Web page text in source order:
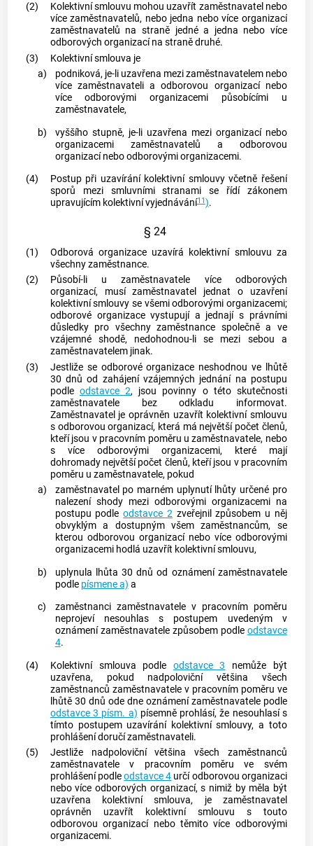
(2)
Kolektivní smlouvu mohou uzavřít zaměstnavatel nebo
vícezaměstnavatelů, nebo jedna nebo více organizací
zaměstnavatelů na straně jedné a jedna nebo více
odborových organizací na straně druhé.
(3)
Kolektivní smlouva je
a)
podniková, je-li uzavřena mezizaměstnavatelemnebo
více zaměstnavatelia odborovou organizací nebo
více odborovými organizacemi působícími u
zaměstnavatele,
b)
vyššího stupně, je-li uzavřena mezi organizací nebo
organizacemi zaměstnavatelů a odborovou
organizací nebo odborovými organizacemi.
(4)
Postup při uzavírání kolektivní smlouvy včetně řešení
sporů mezi smluvními stranami se řídí zákonem
upravujícím kolektivní vyjednávání11).
§ 24
(1)
Odborová organizace uzavírá kolektivní smlouvu za
všechnyzaměstnance.
(2)
Působí-li uzaměstnavatele více odborových
organizací, musízaměstnavatel
jednat o uzavření
kolektivní smlouvy se všemi odborovými organizacemi;
odborové organizace vystupují a jednají s právními
důsledky pro všechny zaměstnance společně a ve
vzájemné shodě, nedohodnou-li se mezi sebou a
zaměstnavatelemjinak.
(3)
Jestliže se odborové organizace neshodnou ve lhůtě
30 dnů od zahájení vzájemných jednání na postupu
podleodstavce 2, jsou povinny o této skutečnosti
zaměstnavatelebez odkladu informovat.
Zaměstnavatel je oprávněn uzavřít kolektivní smlouvu
s odborovou organizací, která má největší počet členů,
kteří jsou v pracovním poměru uzaměstnavatele, nebo
s více odborovými organizacemi, které mají
dohromady největší počet členů, kteří jsou v pracovním
poměru u zaměstnavatele, pokud
a)
zaměstnavatel po marném uplynutí lhůty určené pro
nalezení shody mezi odborovými organizacemi na
postupu podleodstavce 2zveřejnil způsobem u něj
obvyklým a dostupným všemzaměstnancům, se
kterou odborovou organizací nebo více odborovými
organizacemi hodlá uzavřít kolektivní smlouvu,
b)
uplynula lhůta 30 dnů od oznámení zaměstnavatele
podle písmene a) a
c)
zaměstnanci zaměstnavatelev pracovním poměru
neprojeví nesouhlas s postupem uvedeným v
oznámenízaměstnavatelezpůsobem podle odstavce
4.
(4)
Kolektivní smlouva podle odstavce 3 nemůže být
uzavřena, pokud nadpoloviční většina všech
zaměstnanců zaměstnavatelev pracovním poměru ve
lhůtě 30 dnů ode dne oznámenízaměstnavatelepodle
odstavce 3 písm. a) písemně prohlásí, že nesouhlasí s
tímto postupem uzavírání kolektivní smlouvy, a toto
prohlášení doručízaměstnavateli.
(5)
Jestliže nadpoloviční většina všech zaměstnanců
zaměstnavatelev pracovním poměru ve svém
prohlášení podleodstavce 4 určí odborovou organizaci
nebo více odborových organizací, s nimiž by měla být
uzavřena kolektivní smlouva, je zaměstnavatel
oprávněn uzavřít kolektivní smlouvu s touto
odborovou organizací nebo těmito více odborovými
organizacemi.